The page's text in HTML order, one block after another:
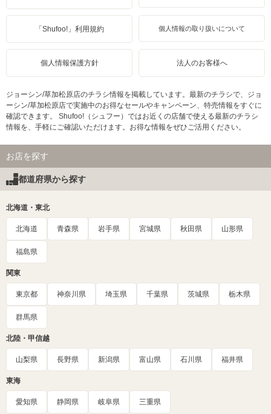
「Shufoo!」利用規約 個人情報の取り扱いについて
個人情報保護方針 法人のお客様へ
ジョーシン/草加松原店のチラシ情報を掲載しています。最新のチラシで、ジョ
ーシン/草加松原店で実施中のお得なセールやキャンペーン、特売情報をすぐに
確認できます。 Shufoo!（シュフー）ではお近くの店舗で使える最新のチラシ
情報を、手軽にご確認いただけます。お得な情報をぜひご活用ください。
お店を探す
都道府県から探す
北海道・東北
北海道 青森県 岩手県 宮城県 秋田県 山形県
福島県
関東
東京都 神奈川県 埼玉県 千葉県 茨城県 栃木県
群馬県
北陸・甲信越
山梨県 長野県 新潟県 富山県 石川県 福井県
東海
愛知県 静岡県 岐阜県 三重県